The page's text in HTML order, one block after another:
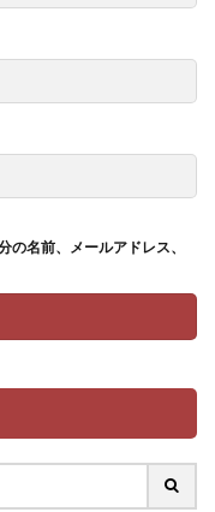
名前、メールアドレス、